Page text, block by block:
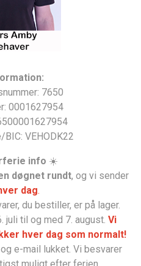
7650
0001627954
VEHODK22
info ☀️
døgnet rundt, og vi sender
dag.
du bestiller, er på lager.
juli til og med 7. august. Vi
hver dag som normalt!
e-mail lukket. Vi besvarer